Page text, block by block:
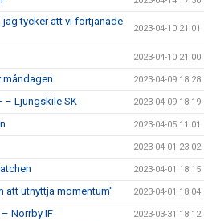
tycker att vi förtjänade
2023-04-10 21:01
2023-04-10 21:00
måndagen 2023-04-09 18:28
– Ljungskile SK 2023-04-09 18:19
2023-04-05 11:01
2023-04-01 23:02
2023-04-01 18:15
att utnyttja momentum" 2023-04-01 18:04
Norrby IF 2023-03-31 18:12